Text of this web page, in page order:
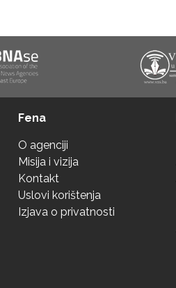
Fena
O agenciji
Misija i vizija
Kontakt
Uslovi korištenja
Izjava o privatnosti